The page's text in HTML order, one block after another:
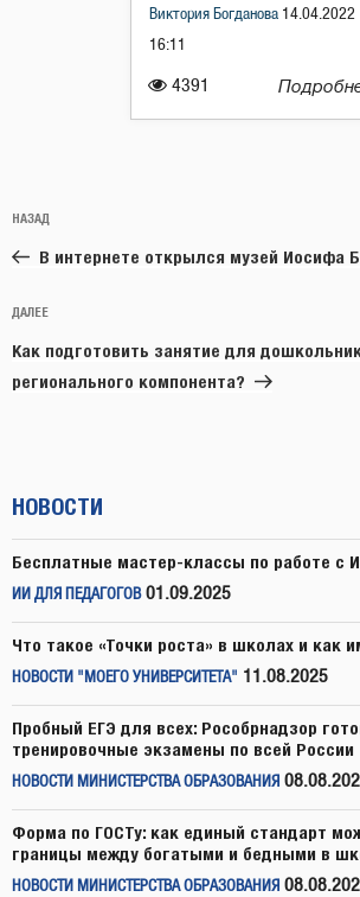
4391
Виктория Богданова 14.04.2022
16:11
по
записям
Предыдущая
запись:
НАЗАД
В интернете открылся музей Иосифа
Следующая
запись
ДАЛЕЕ
Как подготовить занятие для
регионального компонента?
НОВОСТИ
Бесплатные мастер-классы по работе с
ИИ ДЛЯ ПЕДАГОГОВ 01.09.2025
Что такое «Точки роста» в школах и как
НОВОСТИ "МОЕГО УНИВЕРСИТЕТА" 11.08.2025
Пробный ЕГЭ для всех: Рособрнадзор
тренировочные экзамены по всей России
НОВОСТИ МИНИСТЕРСТВА ОБРАЗОВАНИЯ
Форма по ГОСТу: как единый стандарт
границы между богатыми и бедными в
НОВОСТИ МИНИСТЕРСТВА ОБРАЗОВАНИЯ